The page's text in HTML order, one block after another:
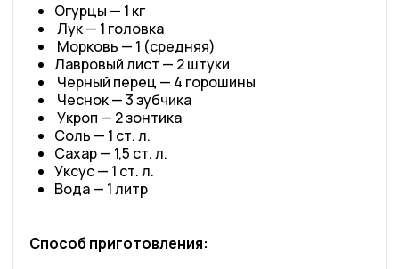
Огурцы — 1 кг
Лук — 1 головка
Морковь — 1 (средняя)
Лавровый лист — 2 штуки
Черный перец — 4 горошины
Чеснок — 3 зубчика
Укроп — 2 зонтика
Соль — 1 ст. л.
Сахар — 1,5 ст. л.
Уксус — 1 ст. л.
Вода — 1 литр
Способ приготовления: